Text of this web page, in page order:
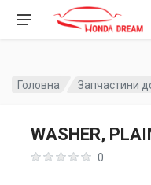
Головна Запчастини
WASHER,
0